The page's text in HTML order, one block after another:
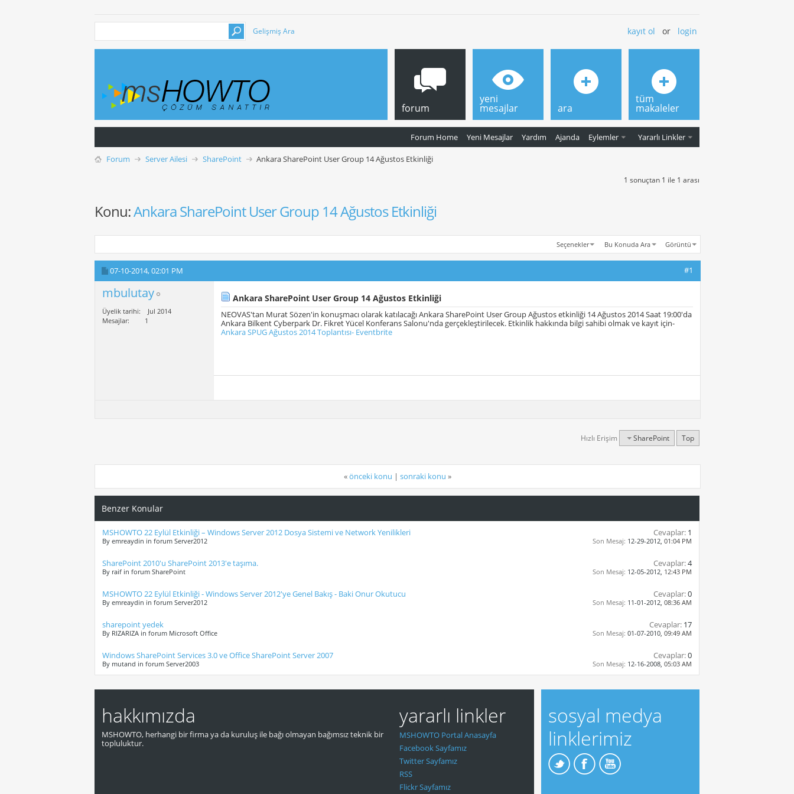
Gelişmiş Ara kayıt ol or login
forum
Forum Home Yeni Mesajlar Yardım Ajanda Eylemler Yararlı Linkler
yeni
mesajlar ara
tüm
makaleler
Forum Server Ailesi SharePoint Ankara SharePoint User Group 14 Ağustos Etkinliği
1 sonuçtan 1 ile 1 arası
Konu:Ankara SharePoint User Group 14 Ağustos Etkinliği
Seçenekler Bu Konuda Ara Görüntü
07-10-2014,02:01 PM #1
mbulutay
Üyelik tarihi
Jul 2014
Mesajlar
1
Ankara SharePoint User Group 14 Ağustos Etkinliği
NEOVAS'tan Murat Sözen'in konuşmacı olarak katılacağı Ankara SharePoint User Group Ağustos etkinliği 14 Ağustos 2014 Saat 19:00'da
Ankara Bilkent Cyberpark Dr. Fikret Yücel Konferans Salonu'nda gerçekleştirilecek. Etkinlik hakkında bilgi sahibi olmak ve kayıt için-
Ankara SPUG Ağustos 2014 Toplantısı- Eventbrite
Hızlı Erişim SharePoint Top
«önceki konu | sonraki konu »
Benzer Konular
MSHOWTO 22 Eylül Etkinliği – Windows Server 2012 Dosya Sistemi ve Network Yenilikleri
By emreaydin in forum Server2012
Cevaplar: 1
Son Mesaj: 12-29-2012, 01:04 PM
SharePoint 2010'u SharePoint 2013'e taşıma.
By raif in forum SharePoint
Cevaplar:4
Son Mesaj: 12-05-2012, 12:43 PM
MSHOWTO 22 Eylül Etkinliği - Windows Server 2012′ye Genel Bakış - Baki Onur Okutucu
By emreaydin in forum Server2012
Cevaplar:0
Son Mesaj: 11-01-2012, 08:36 AM
sharepoint yedek
By RIZARIZA in forum Microsoft Office
Cevaplar: 17
Son Mesaj: 01-07-2010, 09:49 AM
Windows SharePoint Services 3.0 ve Office SharePoint Server 2007
By mutand in forum Server2003
Cevaplar:0
Son Mesaj: 12-16-2008, 05:03 AM
hakkımızda
MSHOWTO, herhangi bir firma ya da kuruluş ile bağı olmayan bağımsız teknik bir
topluluktur.
yararlı linkler
MSHOWTO Portal Anasayfa
Facebook Sayfamız
Twitter Sayfamız
RSS
Flickr Sayfamız
sosyal medya
linklerimiz